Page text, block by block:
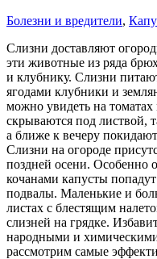
Болезни и вредители,
Слизни доставляют
эти животные из ряда
и клубнику. Слизни
ягодами клубники и
можно увидеть на
скрываются под листвой,
а ближе к вечеру
Слизни на огороде
поздней осени. Особенно
кочанами капусты
подвалы. Маленькие и
листах с блестящим
слизней на грядке.
народными и
рассмотрим самые